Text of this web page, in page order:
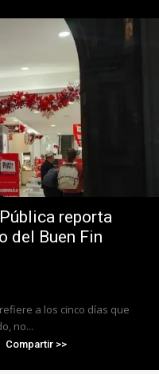
reporta
del Buen Fin
a los cinco días que
no...
Compartir >>